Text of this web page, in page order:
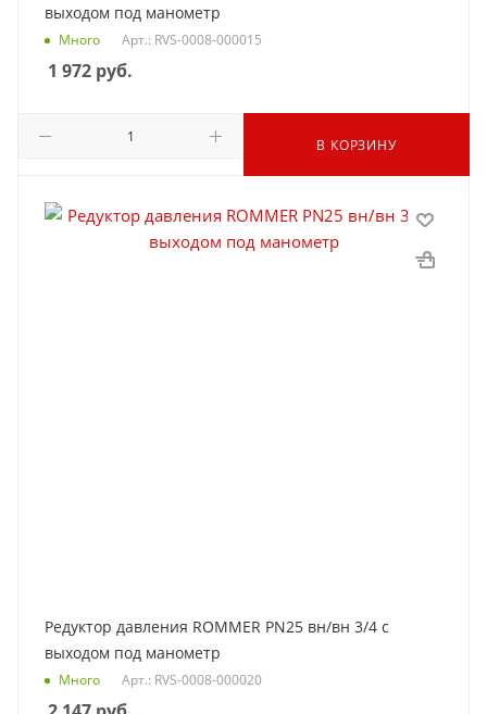
выходом под манометр
Много Арт.: RVS-0008-000015
1 972 руб.
В КОРЗИНУ
Редуктор давления ROMMER PN25 вн/вн 3/4 с
выходом под манометр
Много Арт.: RVS-0008-000020